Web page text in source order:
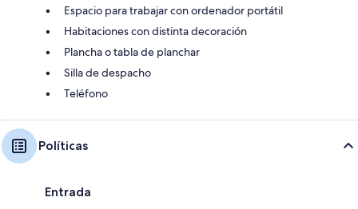
Espacio para trabajar con ordenador portátil
Habitaciones con distinta decoración
Plancha o tabla de planchar
Silla de despacho
Teléfono
Políticas
Entrada